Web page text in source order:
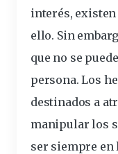
interés,
ello. Sin
que no se
persona. Los
destinados a
manipular los
ser siempre en